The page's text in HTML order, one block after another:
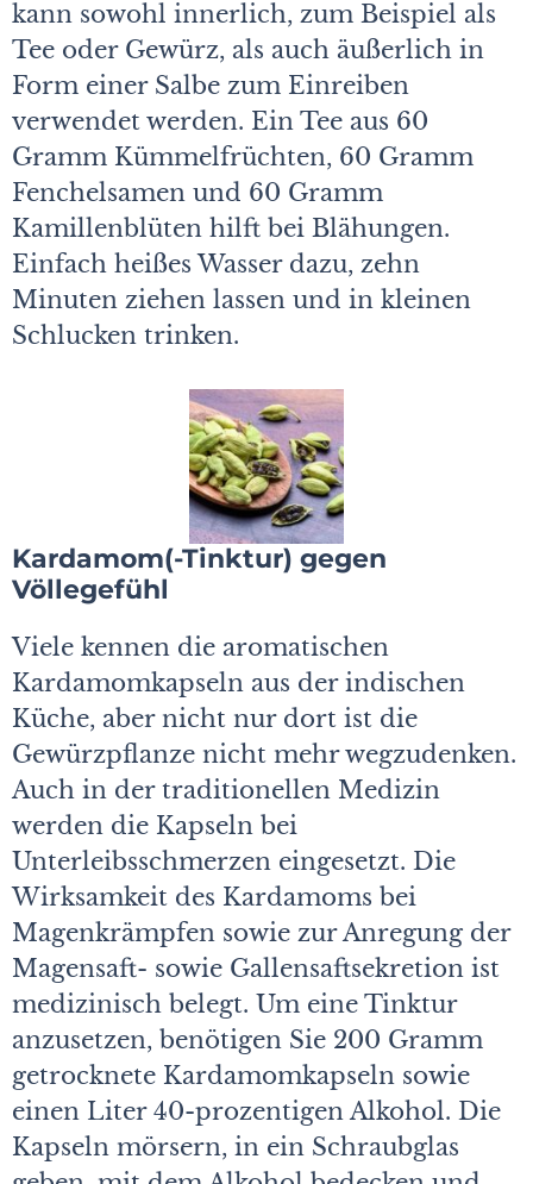
kann sowohl innerlich, zum Beispiel als
Tee oder Gewürz, als auch äußerlich in
Form einer Salbe zum Einreiben
verwendet werden. Ein Tee aus 60
Gramm Kümmelfrüchten, 60 Gramm
Fenchelsamen und 60 Gramm
Kamillenblüten hilft bei Blähungen.
Einfach heißes Wasser dazu, zehn
Minuten ziehen lassen und in kleinen
Schlucken trinken.
Kardamom(-Tinktur) gegen
Völlegefühl
Viele kennen die aromatischen
Kardamomkapseln aus der indischen
Küche, aber nicht nur dort ist die
Gewürzpflanze nicht mehr wegzudenken.
Auch in der traditionellen Medizin
werden die Kapseln bei
Unterleibsschmerzen eingesetzt. Die
Wirksamkeit des Kardamoms bei
Magenkrämpfen sowie zur Anregung der
Magensaft- sowie Gallensaftsekretion ist
medizinisch belegt. Um eine Tinktur
anzusetzen, benötigen Sie 200 Gramm
getrocknete Kardamomkapseln sowie
einen Liter 40-prozentigen Alkohol. Die
Kapseln mörsern, in ein Schraubglas